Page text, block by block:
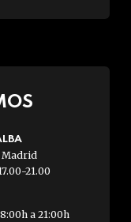
Madrid
21.00
a 21:00h